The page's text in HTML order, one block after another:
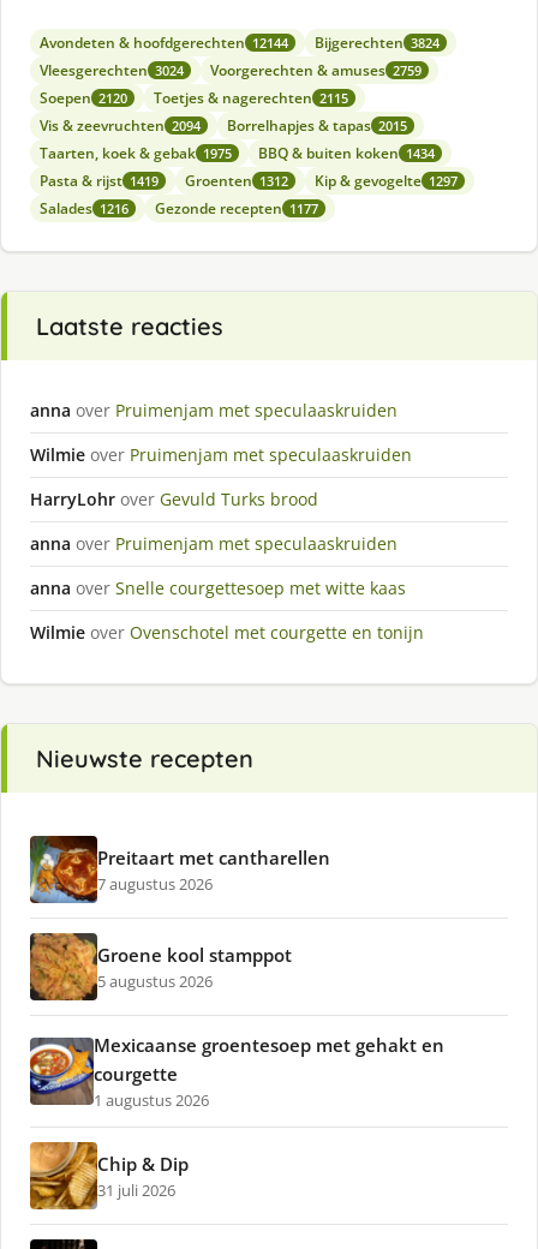
Avondeten & hoofdgerechten 12144 Bijgerechten 3824
Vleesgerechten 3024 Voorgerechten & amuses 2759
Soepen 2120 Toetjes & nagerechten 2115
Vis & zeevruchten 2094 Borrelhapjes & tapas 2015
Taarten, koek & gebak 1975 BBQ & buiten koken 1434
Pasta & rijst 1419 Groenten 1312 Kip & gevogelte 1297
Salades 1216 Gezonde recepten 1177
Laatste reacties
anna over Pruimenjam met speculaaskruiden
Wilmie over Pruimenjam met speculaaskruiden
HarryLohr over Gevuld Turks brood
anna over Pruimenjam met speculaaskruiden
anna over Snelle courgettesoep met witte kaas
Wilmie over Ovenschotel met courgette en tonijn
Nieuwste recepten
Preitaart met cantharellen
7 augustus 2026
Groene kool stamppot
5 augustus 2026
Mexicaanse groentesoep met gehakt en
courgette
1 augustus 2026
Chip & Dip
31 juli 2026